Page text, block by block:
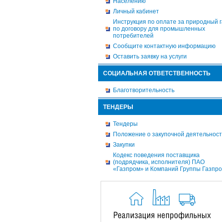
Личный кабинет
Инструкция по оплате за природный
по договору для промышленных
потребителей
Сообщите контактную информацию
Оставить заявку на услуги
СОЦИАЛЬНАЯ ОТВЕТСТВЕННОСТЬ
Благотворительность
ТЕНДЕРЫ
Тендеры
Положение о закупочной
Закупки
Кодекс поведения поставщика
(подрядчика, исполнителя) ПАО
«Газпром» и Компаний Группы